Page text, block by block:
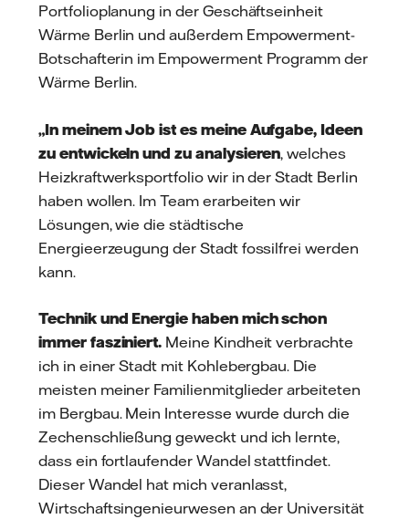
Portfolioplanung in der Geschäftseinheit
Wärme Berlin und außerdem Empowerment-
Botschafterin im Empowerment Programm der
Wärme Berlin.
„In meinem Job ist es meine Aufgabe, Ideen
zu entwickeln und zu analysieren, welches
Heizkraftwerksportfolio wir in der Stadt Berlin
haben wollen. Im Team erarbeiten wir
Lösungen, wie die städtische
Energieerzeugung der Stadt fossilfrei werden
kann.
Technik und Energie haben mich schon
immer fasziniert. Meine Kindheit verbrachte
ich in einer Stadt mit Kohlebergbau. Die
meisten meiner Familienmitglieder arbeiteten
im Bergbau. Mein Interesse wurde durch die
Zechenschließung geweckt und ich lernte,
dass ein fortlaufender Wandel stattfindet.
Dieser Wandel hat mich veranlasst,
Wirtschaftsingenieurwesen an der Universität